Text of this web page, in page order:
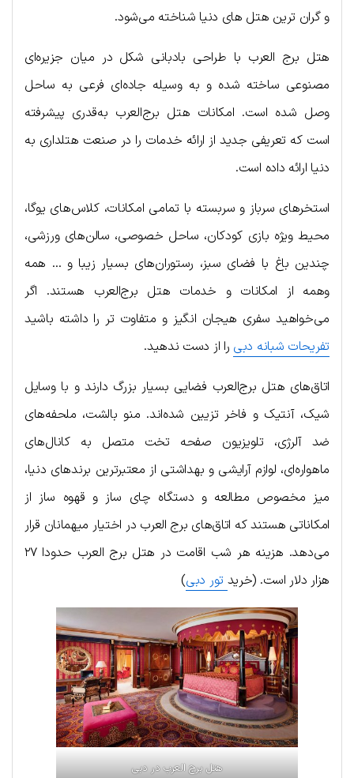
و گران ترین هتل‌ های دنیا شناخته می‌شود.
هتل برج العرب با طراحی بادبانی شکل در میان جزیره‌ای
مصنوعی ساخته شده و به وسیله جاده‌ای فرعی به ساحل
وصل شده است. امکانات هتل برج‌العرب به‌قدری پیشرفته
است که تعریفی جدید از ارائه خدمات را در صنعت هتلداری به
دنیا ارائه داده است.
استخرهای سرباز و سربسته با تمامی امکانات، کلاس‌های یوگا،
محیط ویژه بازی کودکان، ساحل خصوصی، سالن‌های ورزشی،
چندین باغ با فضای سبز، رستوران‌های بسیار زیبا و … همه
وهمه از امکانات و خدمات هتل برج‌العرب هستند. اگر
می‌خواهید سفری هیجان انگیز و متفاوت تر را داشته باشید
تفریحات شبانه دبی را از دست ندهید.
اتاق‌های هتل برج‌العرب فضایی بسیار بزرگ دارند و با وسایل
شیک، آنتیک و فاخر تزیین شده‌اند. منو بالشت، ملحفه‌های
ضد آلرژی، تلویزیون صفحه تخت متصل به کانال‌های
ماهواره‌ای، لوازم آرایشی و بهداشتی از معتبرترین برندهای دنیا،
میز مخصوص مطالعه و دستگاه چای ساز و قهوه ساز از
امکاناتی هستند که اتاق‌های برج‌ العرب در اختیار میهمانان قرار
می‌دهد. هزینه هر شب اقامت در هتل برج العرب حدودا ۲۷
هزار دلار است. (خرید تور دبی)
هتل برج العرب در دبی